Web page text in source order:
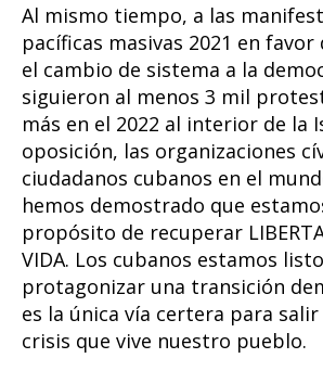
Al mismo tiempo, a las
pacíficas masivas 2021 en
el cambio de sistema a la
siguieron al menos 3 mil
más en el 2022 al interior de la
oposición, las organizaciones
ciudadanos cubanos en el
hemos demostrado que
propósito de recuperar
VIDA. Los cubanos estamos
protagonizar una transición
es la única vía certera para
crisis que vive nuestro pueblo.